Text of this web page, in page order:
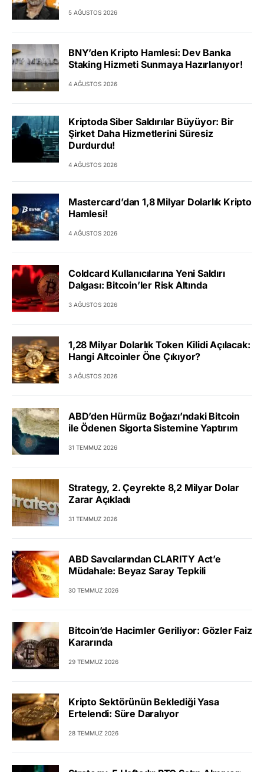
5 AĞUSTOS 2026
BNY’den Kripto Hamlesi: Dev Banka
Staking Hizmeti Sunmaya Hazırlanıyor!
4 AĞUSTOS 2026
Kriptoda Siber Saldırılar Büyüyor: Bir
Şirket Daha Hizmetlerini Süresiz
Durdurdu!
4 AĞUSTOS 2026
Mastercard’dan 1,8 Milyar Dolarlık Kripto
Hamlesi!
4 AĞUSTOS 2026
Coldcard Kullanıcılarına Yeni Saldırı
Dalgası: Bitcoin’ler Risk Altında
3 AĞUSTOS 2026
1,28 Milyar Dolarlık Token Kilidi Açılacak:
Hangi Altcoinler Öne Çıkıyor?
3 AĞUSTOS 2026
ABD’den Hürmüz Boğazı’ndaki Bitcoin
ile Ödenen Sigorta Sistemine Yaptırım
31 TEMMUZ 2026
Strategy, 2. Çeyrekte 8,2 Milyar Dolar
Zarar Açıkladı
31 TEMMUZ 2026
ABD Savcılarından CLARITY Act’e
Müdahale: Beyaz Saray Tepkili
30 TEMMUZ 2026
Bitcoin’de Hacimler Geriliyor: Gözler Faiz
Kararında
29 TEMMUZ 2026
Kripto Sektörünün Beklediği Yasa
Ertelendi: Süre Daralıyor
28 TEMMUZ 2026